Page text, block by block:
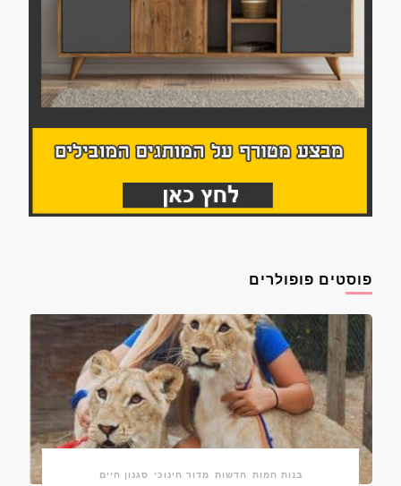
פוסטים פופולרים
בנות חמות חדשות מדור חינוכי סגנון חיים